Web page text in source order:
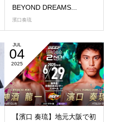
BEYOND DREAMS...
濱口奏琉
JUL
04
2025
【濱口 奏琉】地元大阪で初